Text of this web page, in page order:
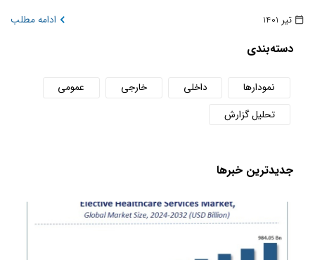
تیر 1401 ادامه مطلب
دسته‌بندی
نمودارها داخلی خارجی
عمومی
تحلیل گزارش
جدید‌ترین خبر‌ها